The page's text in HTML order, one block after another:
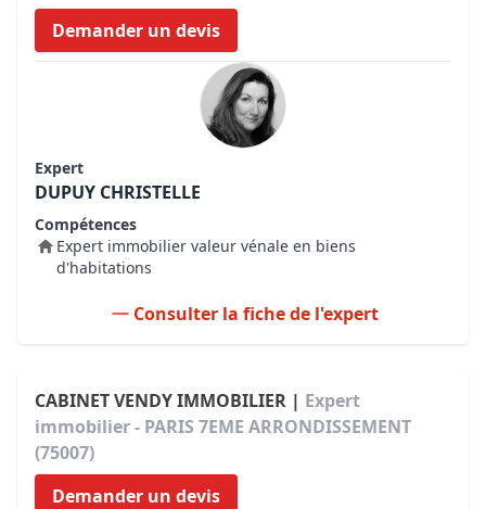
Demander un devis
Expert
DUPUY CHRISTELLE
Compétences
Expert immobilier valeur vénale en biens
d'habitations
Consulter la fiche de l'expert
CABINET VENDY IMMOBILIER | Expert
immobilier - PARIS 7EME ARRONDISSEMENT
(75007)
Demander un devis